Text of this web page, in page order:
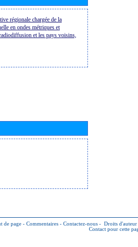
régionale chargée de la
en ondes métriques et
et les pays voisins,
de page - Commentaires - Contactez-nous - Droits
Contact pour cette